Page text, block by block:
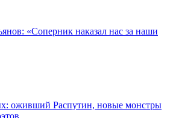
«Соперник наказал нас за наши
оживший Распутин, новые монстры